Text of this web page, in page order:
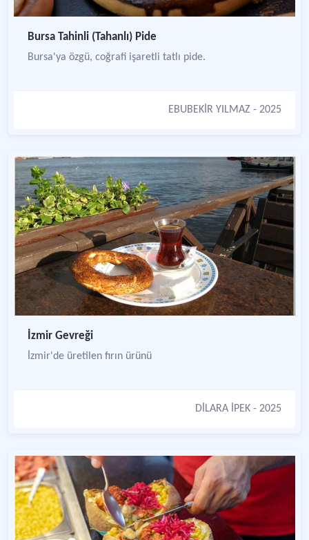
Bursa Tahinli (Tahanlı) Pide
Bursa'ya özgü, coğrafi işaretli tatlı pide.
EBUBEKİR YILMAZ - 2025
İzmir Gevreği
İzmir'de üretilen fırın ürünü
DİLARA İPEK - 2025